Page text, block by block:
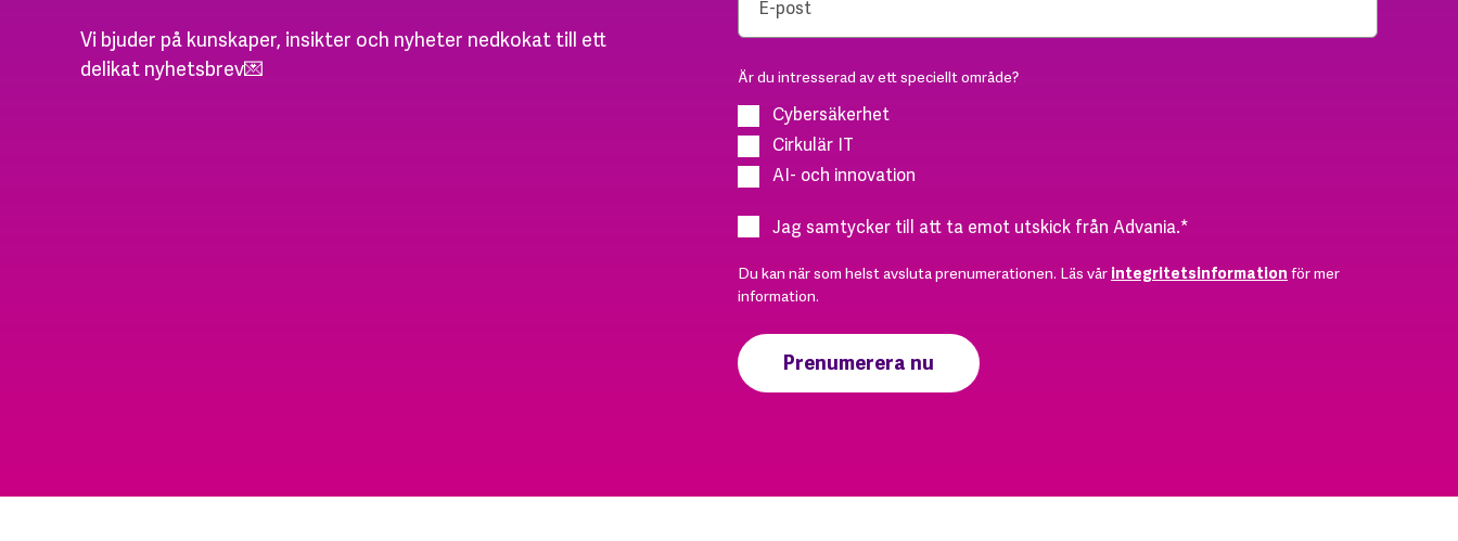
Vi bjuder på kunskaper, insikter och nyheter nedkokat till ett
delikat nyhetsbrev💌
Är du intresserad av ett speciellt område?
Cybersäkerhet
Cirkulär IT
AI- och innovation
Jag samtycker till att ta emot utskick från Advania.*
Du kan när som helst avsluta prenumerationen. Läs vår integritetsinformation för mer
information.